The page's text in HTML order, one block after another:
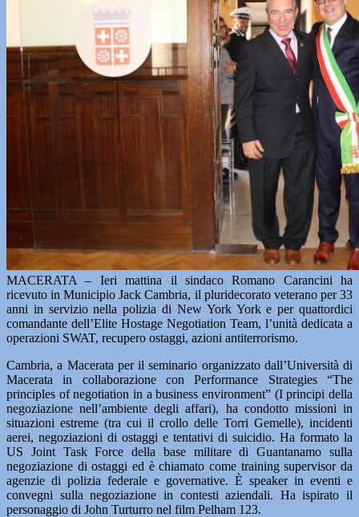
MACERATA – Ieri mattina il sindaco Romano Carancini ha
ricevuto in Municipio Jack Cambria, il pluridecorato veterano per 33
anni in servizio nella polizia di New York York e per quattordici
comandante dell’Elite Hostage Negotiation Team, l’unità dedicata a
operazioni SWAT, recupero ostaggi, azioni antiterrorismo.
Cambria, a Macerata per il seminario organizzato dall’Università di
Macerata in collaborazione con Performance Strategies “The
principles of negotiation in a business environment” (I principi della
negoziazione nell’ambiente degli affari), ha condotto missioni in
situazioni estreme (tra cui il crollo delle Torri Gemelle), incidenti
aerei, negoziazioni di ostaggi e tentativi di suicidio. Ha formato la
US Joint Task Force della base militare di Guantanamo sulla
negoziazione di ostaggi ed è chiamato come training supervisor da
agenzie di polizia federale e governative. È speaker in eventi e
convegni sulla negoziazione in contesti aziendali. Ha ispirato il
personaggio di John Turturro nel film Pelham 123.